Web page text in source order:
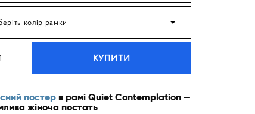
колір рамки
КУПИТИ
постерв рамі Quiet Contemplation —
жіноча постать